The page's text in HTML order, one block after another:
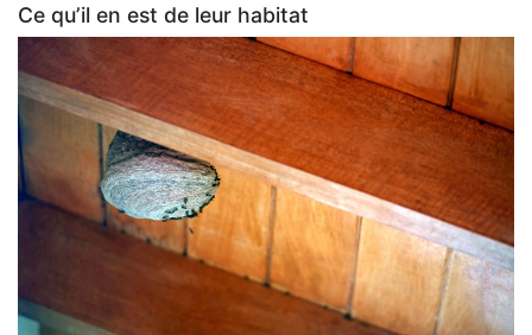
Ce qu’il en est de leur habitat